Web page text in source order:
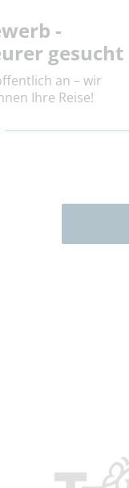
-
gesucht
an – wir
Ihre Reise!